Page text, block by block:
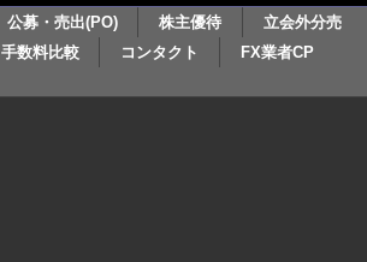
公募・売出(PO) 株主優待
立会外分売
手数料比較 コンタクト
FX業者CP